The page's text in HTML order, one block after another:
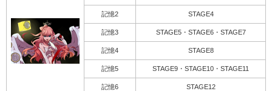
記憶2 STAGE4
記憶3 STAGE5・STAGE6・STAGE7
記憶4 STAGE8
記憶5 STAGE9・STAGE10・STAGE11
記憶6 STAGE12